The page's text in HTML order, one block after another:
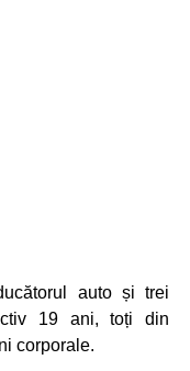
auto și trei
19 ani, toți din
corporale.